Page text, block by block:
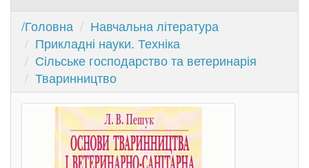
/Головна
Навчальна література
Прикладні науки. Техніка
Сільське господарство та ветеринарія
Тваринництво